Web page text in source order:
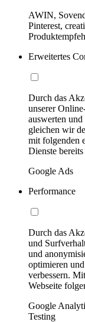
AWIN,
Pinterest,
Erweitertes
Durch das
unserer
auswerten
gleichen wir
mit folgenden
Dienste
Google Ads
Performance
Durch das
und
und
optimieren
verbessern.
Webseite
Google
Testing